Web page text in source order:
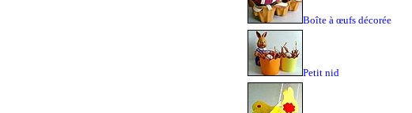
Boîte à œufs décorée
Petit nid